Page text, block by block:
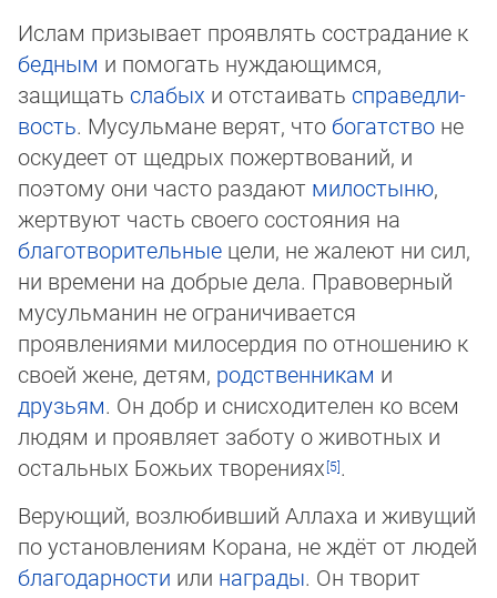
Ислам призывает проявлять сострадание к
бедным и помогать нуждающимся,
защищать слабых и отстаивать спра­вед­ли­
вость. Мусульмане верят, что богатство не
оскудеет от щедрых пожертвований, и
поэтому они часто раздают ми­лос­ты­ню,
жертвуют часть своего состояния на
благотворительные цели, не жалеют ни сил,
ни времени на добрые дела. Право­вер­ный
мусульманин не ограничивается
проявлениями милосердия по отношению к
своей жене, детям, родственни­кам и
друзьям. Он добр и снисходителен ко всем
людям и проявляет заботу о животных и
остальных Божьих творениях
.
Верующий, возлюбивший Аллаха и живущий
по установлениям Корана, не ждёт от людей
благодарности или награды. Он творит